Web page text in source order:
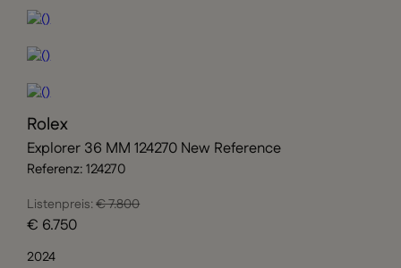
Rolex
Explorer 36 MM 124270 New Reference
Referenz: 124270
Listenpreis:€ 7.800
€ 6.750
2024